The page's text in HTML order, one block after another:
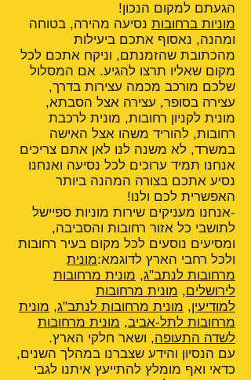
הגעתם למקום הנכון!
מוניות ברחובות נסיעה מהירה, בטוחה
ומהנה, נאסוף אתכם ביעילות
מהכתובת שהזמנתם, וניקח אתכם לכל
מקום שאליו תרצו להגיע. אם המסלול
שלכם מורכב מכמה עצירות בדרך,
עצירה בסופר, עצירה אצל הסבתא,
מונית לקניון רחובות, מונית לרכבת
רחובות, להוריד משהו אצל האישה
במשרד, לא משנה לנו לאן אתם צריכים
אנחנו תמיד ערוכים לכל נסיעה ואנחנו
נסיע אתכם בצורה המהנה ביותר
האפשרית לכם ולנו!
-אנחנו מעניקים שירות מוניות ספיישל
לתושבי כל אזור רחובות והסביבה,
ומסיעים נוסעים לכל מקום בעיר רחובות
ולכל רחבי הארץ לדוגמא:מונית
מרחובות לנתב"ג, מונית מרחובות
לירושלים, מונית מרחובות
למודיעין, מונית מרחובות לנתב"ג, מונית
מרחובות לתל-אביב, מונית מרחובות
לשדה התעופה, ושאר חלקי הארץ.
עם הנסיון והידע שצברנו במהלך השנים,
כדאי ואף מומלץ להתייעץ איתנו לגבי